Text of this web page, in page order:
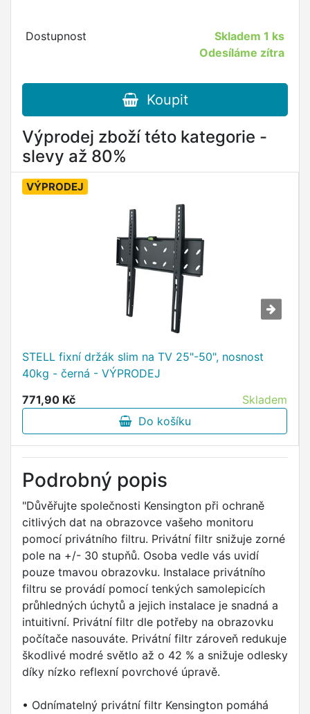
Dostupnost Skladem1 ks
Odesíláme zítra
Koupit
Výprodej zboží této kategorie -
slevy až 80%
VÝPRODEJ
STELL fixní držák slim na TV 25"-50", nosnost
40kg - černá - VÝPRODEJ
771,90 Kč
Skladem
Do košíku
Podrobný popis
"Důvěřujte společnosti Kensington při ochraně
citlivých dat na obrazovce vašeho monitoru
pomocí privátního filtru. Privátní filtr snižuje zorné
pole na +/- 30 stupňů. Osoba vedle vás uvidí
pouze tmavou obrazovku. Instalace privátního
filtru se provádí pomocí tenkých samolepicích
průhledných úchytů a jejich instalace je snadná a
intuitivní. Privátní filtr dle potřeby na obrazovku
počítače nasouváte. Privátní filtr zároveň redukuje
škodlivé modré světlo až o 42 % a snižuje odlesky
díky nízko reflexní povrchové úpravě.
• Odnímatelný privátní filtr Kensington pomáhá